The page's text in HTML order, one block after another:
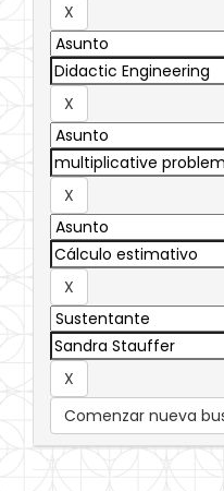
Comenzar nueva